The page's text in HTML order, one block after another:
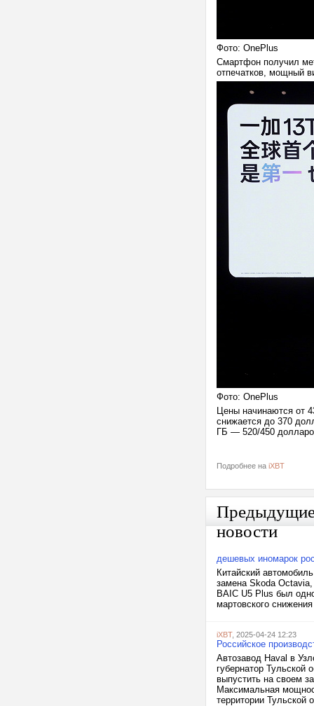
Фото: OnePlus
Смартфон получил
отпечатков, мощный
Фото: OnePlus
Цены начинаются от
снижается до 370
ГБ — 520/450
Подробнее на iXBT
новости
дешевых иномарок
Китайский
замена Skoda
BAIC U5 Plus был
мартовского
iXBT, 2025-04-24 12:23
Российское
Автозавод Haval в
губернатор Тульской
выпустить на своем
Максимальная
территории Тульской